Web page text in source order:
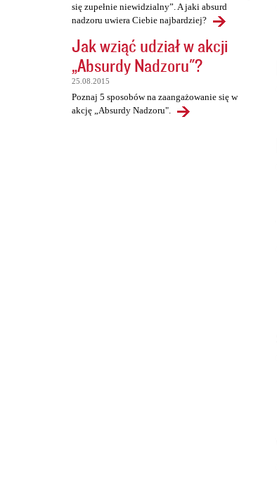
się zupełnie niewidzialny”. A jaki absurd
nadzoru uwiera Ciebie najbardziej?
Jak wziąć udział w akcji
„Absurdy Nadzoru"?
25.08.2015
Poznaj 5 sposobów na zaangażowanie się w
akcję „Absurdy Nadzoru".